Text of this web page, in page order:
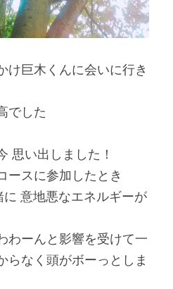
け巨木くんに会いに行き
でした
思い出しました！
ースに参加したとき
意地悪なエネルギーが
わーんと影響を受けて一
らなく頭がボーっとしま